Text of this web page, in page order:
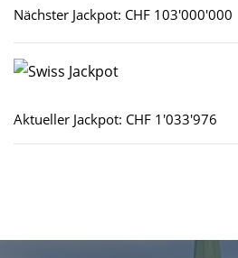
Nächster Jackpot: CHF 103'000'000
Aktueller Jackpot: CHF 1'033'976